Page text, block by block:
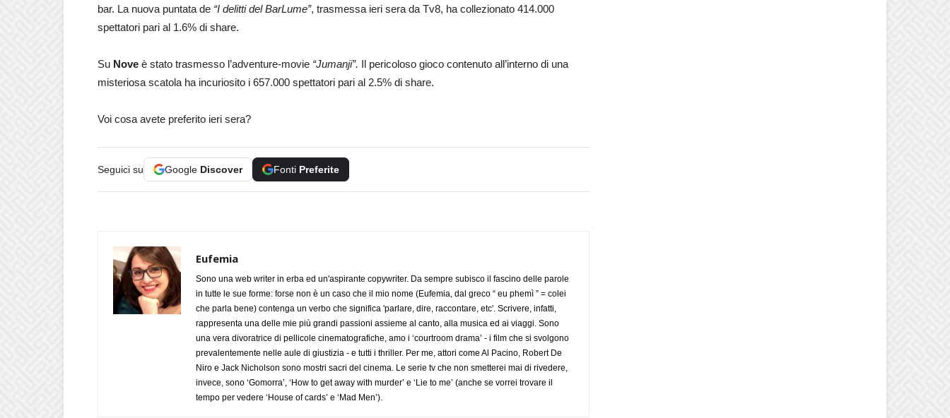
bar. La nuova puntata de “I delitti del BarLume”, trasmessa ieri sera da Tv8, ha collezionato 414.000
spettatori pari al 1.6% di share.
Su Nove è stato trasmesso l’adventure-movie “Jumanji”. Il pericoloso gioco contenuto all’interno di una
misteriosa scatola ha incuriosito i 657.000 spettatori pari al 2.5% di share.
Voi cosa avete preferito ieri sera?
Seguici su Google Discover Fonti Preferite
Eufemia
Sono una web writer in erba ed un'aspirante copywriter. Da sempre subisco il fascino delle parole
in tutte le sue forme: forse non è un caso che il mio nome (Eufemia, dal greco “ eu phemì ” = colei
che parla bene) contenga un verbo che significa 'parlare, dire, raccontare, etc'. Scrivere, infatti,
rappresenta una delle mie più grandi passioni assieme al canto, alla musica ed ai viaggi. Sono
una vera divoratrice di pellicole cinematografiche, amo i ‘courtroom drama’ - i film che si svolgono
prevalentemente nelle aule di giustizia - e tutti i thriller. Per me, attori come Al Pacino, Robert De
Niro e Jack Nicholson sono mostri sacri del cinema. Le serie tv che non smetterei mai di rivedere,
invece, sono ‘Gomorra’, ‘How to get away with murder’ e ‘Lie to me’ (anche se vorrei trovare il
tempo per vedere ‘House of cards’ e ‘Mad Men’).